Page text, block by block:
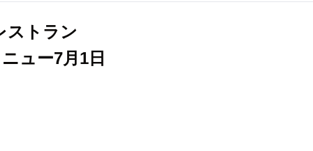
ストラン
ュー7月1日